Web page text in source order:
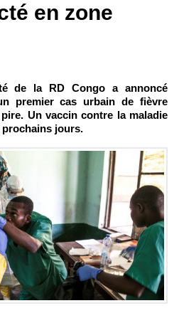
en zone
de la RD Congo a annoncé
premier cas urbain de fièvre
Un vaccin contre la maladie
prochains jours.